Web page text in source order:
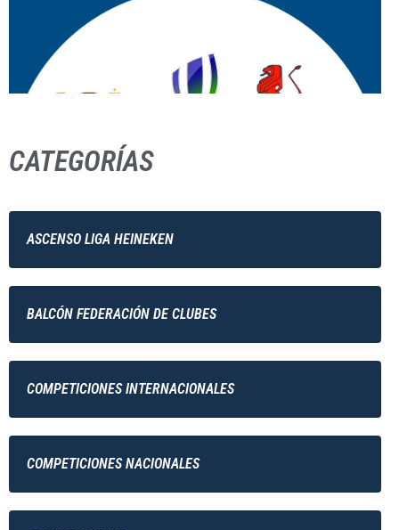
CATEGORÍAS
ASCENSO LIGA HEINEKEN
BALCÓN FEDERACIÓN DE CLUBES
COMPETICIONES INTERNACIONALES
COMPETICIONES NACIONALES